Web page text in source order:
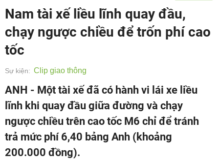
Nam tài xế liều lĩnh quay đầu,
chạy ngược chiều để trốn phí cao
tốc
Sự kiện: Clip giao thông
ANH - Một tài xế đã có hành vi lái xe liều
lĩnh khi quay đầu giữa đường và chạy
ngược chiều trên cao tốc M6 chỉ để tránh
trả mức phí 6,40 bảng Anh (khoảng
200.000 đồng).